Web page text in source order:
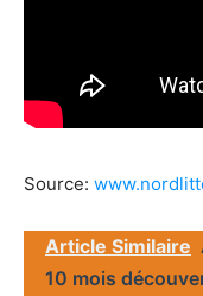
Source:
Article Similaire
10 mois